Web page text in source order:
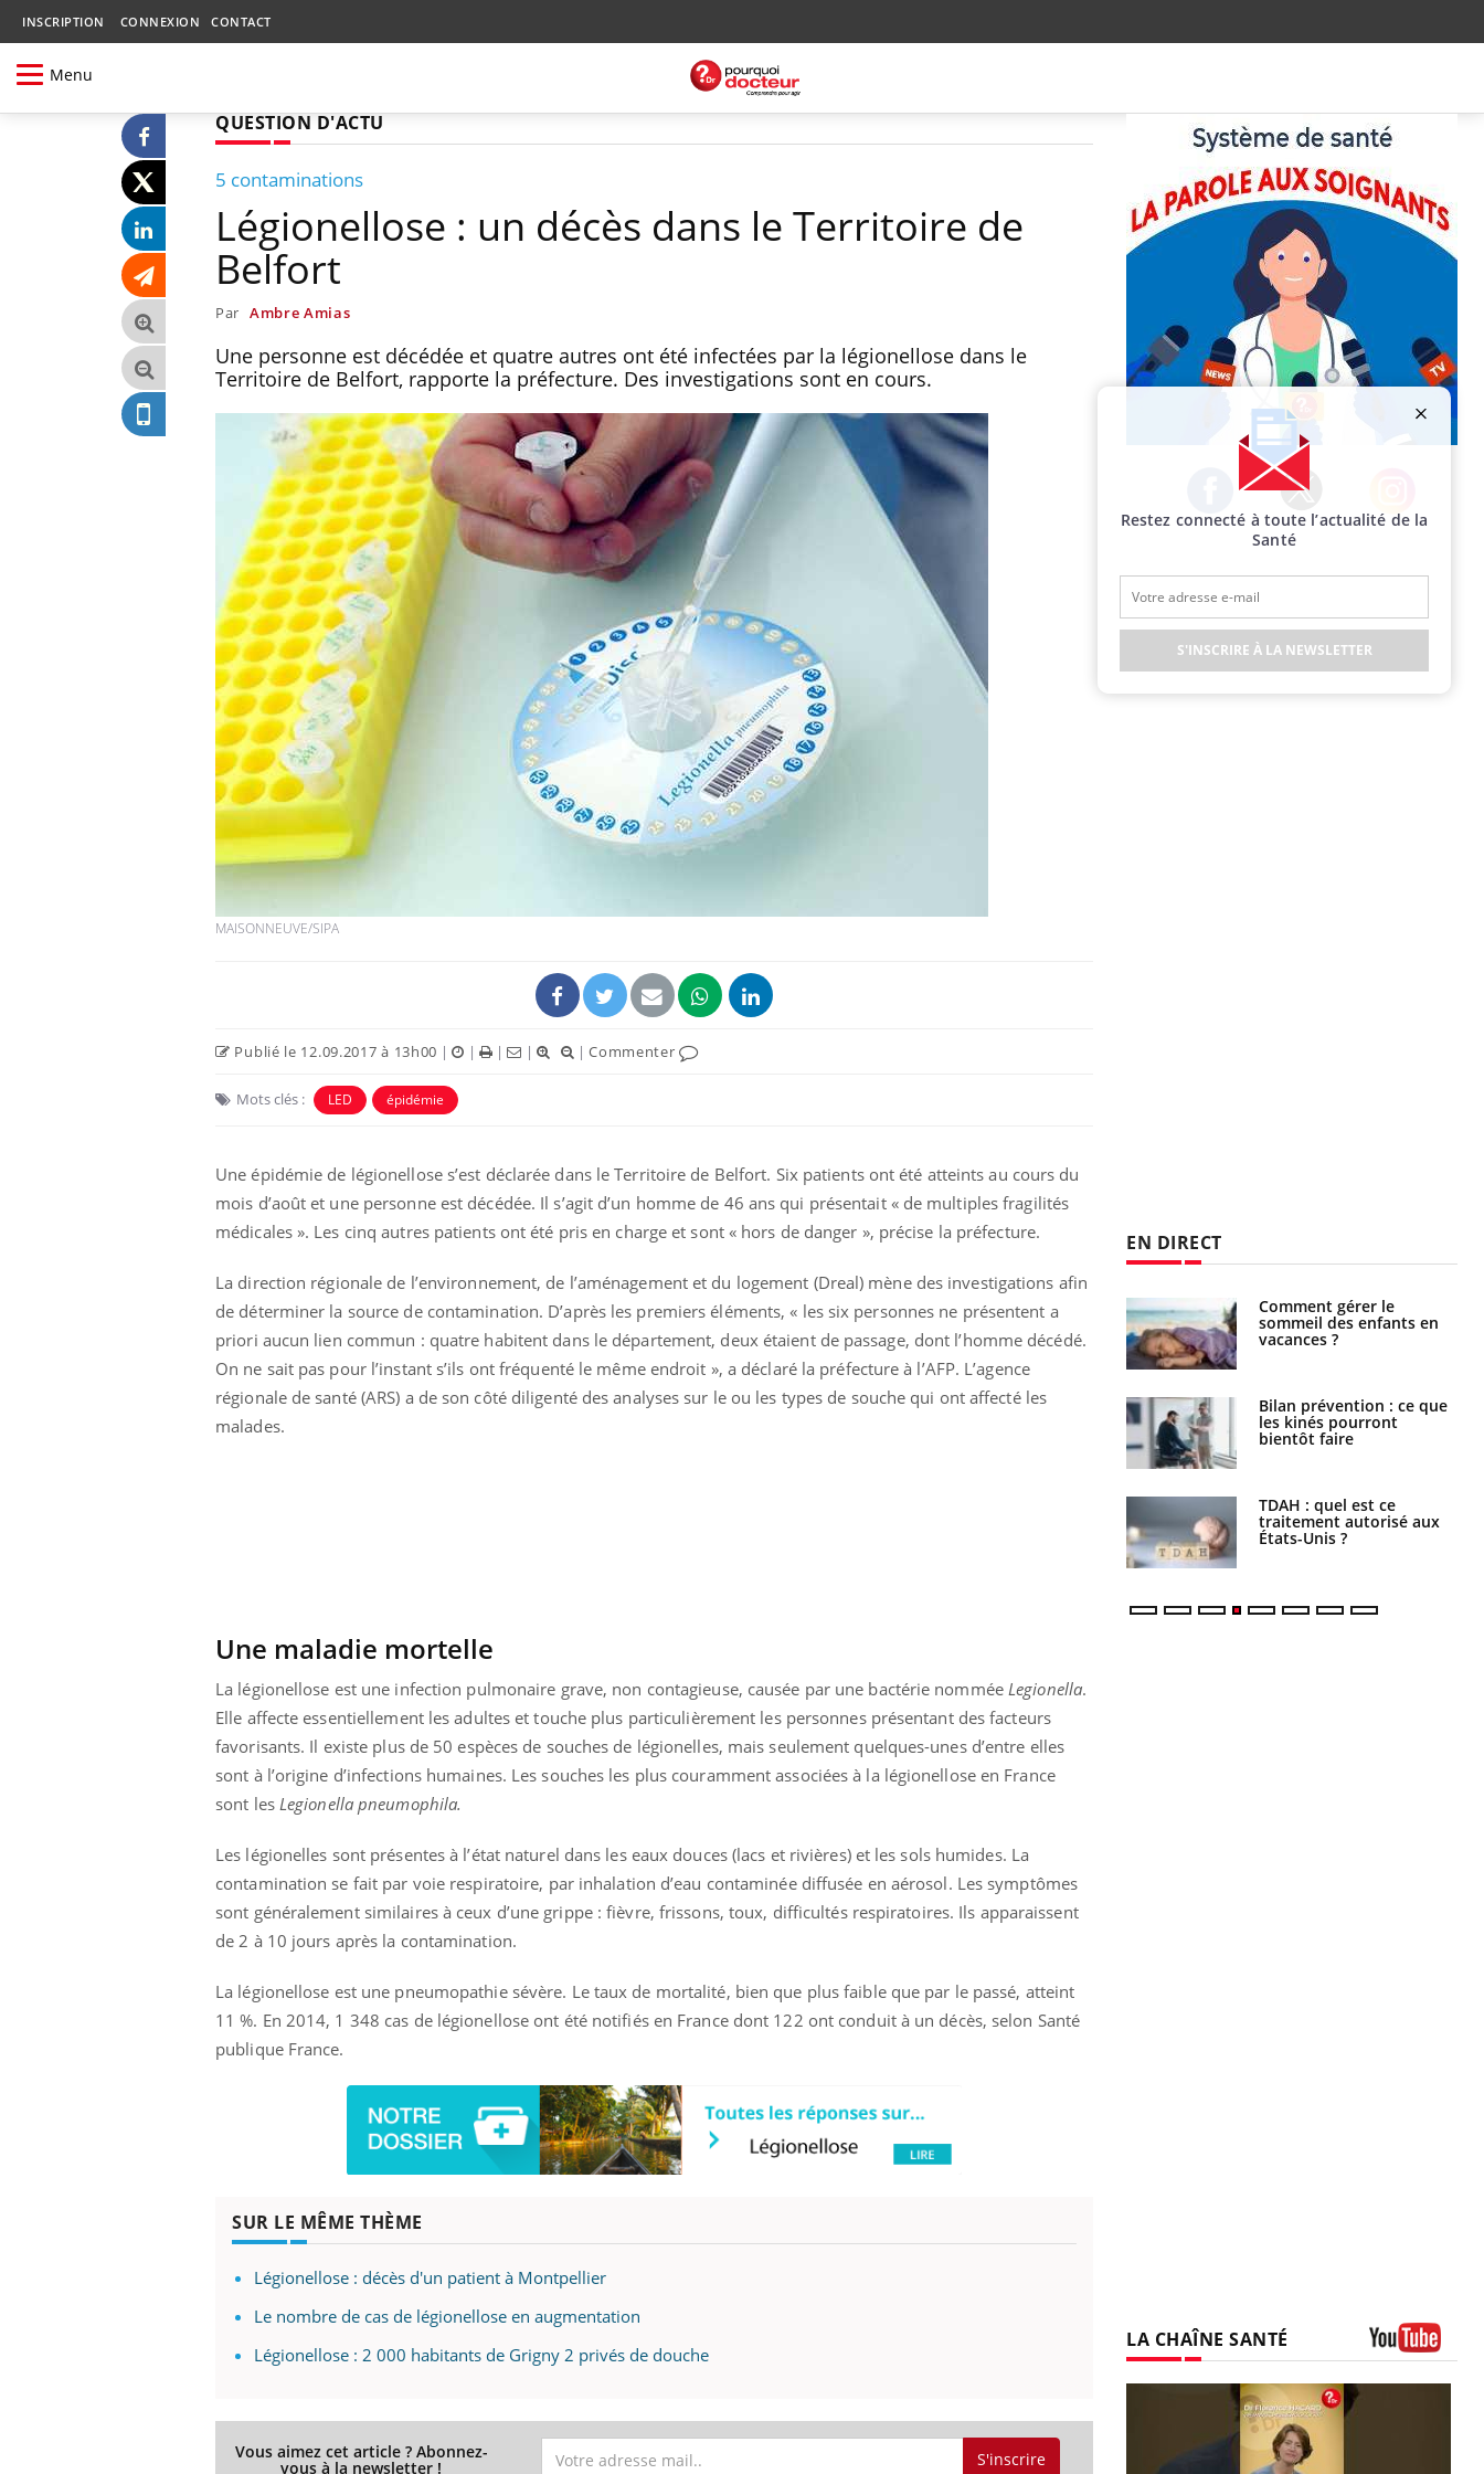
INSCRIPTION CONNEXION CONTACT
Menu
QUESTION D'ACTU
5 contaminations
Légionellose : un décès dans le Territoire de
Belfort
Par Ambre Amias
Une personne est décédée et quatre autres ont été infectées par la légionellose dans le
Territoire de Belfort, rapporte la préfecture. Des investigations sont en cours.
MAISONNEUVE/SIPA
Publié le 12.09.2017 à 13h00 | | | | |Commenter
Mots clés : LED épidémie
Une épidémie de légionellose s’est déclarée dans le Territoire de Belfort. Six patients ont été atteints au cours du
mois d’août et une personne est décédée. Il s’agit d’un homme de 46 ans qui présentait « de multiples fragilités
médicales ». Les cinq autres patients ont été pris en charge et sont « hors de danger », précise la préfecture.
La direction régionale de l’environnement, de l’aménagement et du logement (Dreal) mène des investigations afin
de déterminer la source de contamination. D’après les premiers éléments, « les six personnes ne présentent a
priori aucun lien commun : quatre habitent dans le département, deux étaient de passage, dont l’homme décédé.
On ne sait pas pour l’instant s’ils ont fréquenté le même endroit », a déclaré la préfecture à l’AFP. L’agence
régionale de santé (ARS) a de son côté diligenté des analyses sur le ou les types de souche qui ont affecté les
malades.
Une maladie mortelle
La légionellose est une infection pulmonaire grave, non contagieuse, causée par une bactérie nommée Legionella.
Elle affecte essentiellement les adultes et touche plus particulièrement les personnes présentant des facteurs
favorisants. Il existe plus de 50 espèces de souches de légionelles, mais seulement quelques-unes d’entre elles
sont à l’origine d’infections humaines. Les souches les plus couramment associées à la légionellose en France
sont les Legionella pneumophila.
Les légionelles sont présentes à l’état naturel dans les eaux douces (lacs et rivières) et les sols humides. La
contamination se fait par voie respiratoire, par inhalation d’eau contaminée diffusée en aérosol. Les symptômes
sont généralement similaires à ceux d’une grippe : fièvre, frissons, toux, difficultés respiratoires. Ils apparaissent
de 2 à 10 jours après la contamination.
La légionellose est une pneumopathie sévère. Le taux de mortalité, bien que plus faible que par le passé, atteint
11 %. En 2014, 1 348 cas de légionellose ont été notifiés en France dont 122 ont conduit à un décès, selon Santé
publique France.
SUR LE MÊME THÈME
Légionellose : décès d'un patient à Montpellier
Le nombre de cas de légionellose en augmentation
Légionellose : 2 000 habitants de Grigny 2 privés de douche
Vous aimez cet article ? Abonnez-
vous à la newsletter ! S'inscrire
Facebook Twitter Instagram
EN DIRECT
Fortes chaleurs :
pourquoi le risque de
noyade grimpe-t-il ?
Le Viagra pourrait-il
freiner la propagation du
cancer ?
Grossesse et chaleur : ce
que dit la science
Le smartphone nuit-il à
Mordue par un
barracuda, une petite fille
secourue grâce à un
Légionellose en Suisse :
Comment gérer le
sommeil des enfants en
vacances ?
Bilan prévention : ce que
les kinés pourront
bientôt faire
TDAH : quel est ce
traitement autorisé aux
États-Unis ?
LA CHAÎNE SANTÉ
Restez connecté à toute l’actualité de la
Santé
S'INSCRIRE À LA NEWSLETTER